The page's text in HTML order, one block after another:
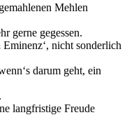
Mehlen
gerne gegessen.
nicht sonderlich
darum geht, ein
langfristige Freude